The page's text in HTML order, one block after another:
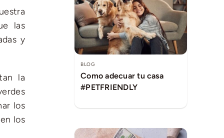
las
y
la
los
los
BLOG
Como adecuar tu casa
#PETFRIENDLY